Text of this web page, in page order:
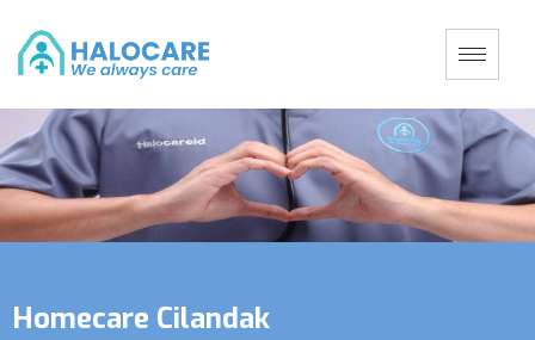
Homecare Cilandak